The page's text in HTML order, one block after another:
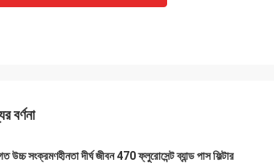
বর্ণনা
উচ্চ সংক্রমণহীনতা দীর্ঘ জীবন 470 ফ্লুরোসেন্ট ব্যান্ড পাস ফিল্টার